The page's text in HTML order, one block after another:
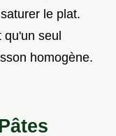
le plat.
qu'un seul
homogène.